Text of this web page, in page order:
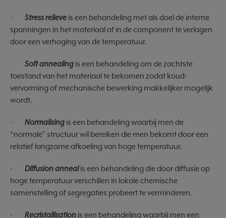
· Stress relieve is een behandeling met als doel de interne
spanningen in het materiaal of in de component te verlagen
door een verhoging van de temperatuur.
· Soft annealing is een behandeling om de zachtste
toestand van het materiaal te bekomen zodat koud-
vervorming of mechanische bewerking makkelijker mogelijk
wordt.
· Normalising is een behandeling waarbij men de
“normale” structuur wil bereiken die men bekomt door een
relatief langzame afkoeling van hoge temperatuur.
· Diffusion annealis een behandeling die door diffusie op
hoge temperatuur verschillen in lokale chemische
samenstelling of segregaties probeert te verminderen.
· Recristallisation is een behandeling waarbij men een